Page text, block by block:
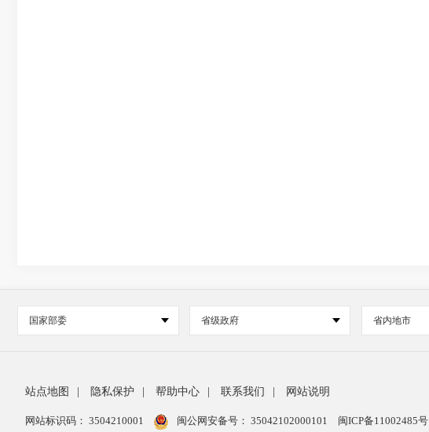
国家部委 省级政府 省内地市
站点地图 隐私保护 帮助中心 联系我们 网站说明
网站标识码： 3504210001 闽公网安备号： 35042102000101 闽ICP备11002485号